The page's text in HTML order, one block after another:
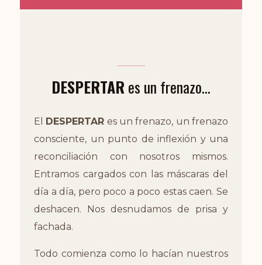
DESPERTARes un frenazo...
El DESPERTAR es un frenazo, un frenazo
consciente, un punto de inflexión y una
reconciliación con nosotros mismos.
Entramos cargados con las máscaras del
día a día, pero poco a poco estas caen. Se
deshacen. Nos desnudamos de prisa y
fachada.
Todo comienza como lo hacían nuestros